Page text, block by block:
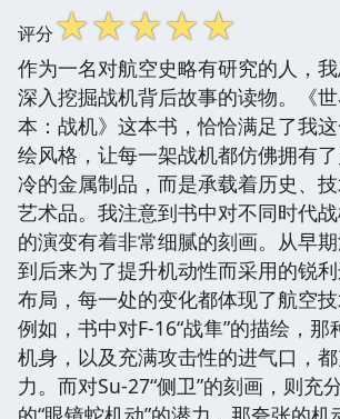
评分☆☆☆☆☆
作为一名对航空史略有研究的人，
深入挖掘战机背后故事的读物。《
本：战机》这本书，恰恰满足了我
绘风格，让每一架战机都仿佛拥有
冷的金属制品，而是承载着历史、
艺术品。我注意到书中对不同时代
的演变有着非常细腻的刻画。从早期
到后来为了提升机动性而采用的锐
布局，每一处的变化都体现了航空技
例如，书中对F-16“战隼”的描绘，
机身，以及充满攻击性的进气口，
力。而对Su-27“侧卫”的刻画，则充